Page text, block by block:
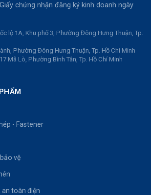
chứng nhận đăng ký kinh doanh ngày
lộ 1A, Khu phố 3, Phường Đông Hưng Thuận, Tp.
Phường Đông Hưng Thuận, Tp. Hồ Chí Minh
Mã Lò, Phường Bình Tân, Tp. Hồ Chí Minh
- Fastener
vệ
an toàn điện